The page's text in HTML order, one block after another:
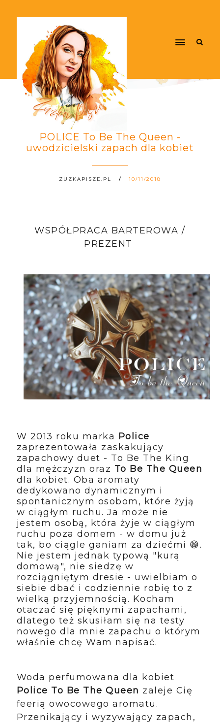
POLICE To Be The Queen -
uwodzicielski zapach dla kobiet
ZUZKAPISZE.PL 10/11/2018
WSPÓŁPRACA BARTEROWA /
PREZENT
W 2013 roku marka Police
zaprezentowała zaskakujący
zapachowy duet - To Be The King
dla mężczyzn oraz To Be The Queen
dla kobiet. Oba aromaty
dedykowano dynamicznym i
spontanicznym osobom, które żyją
w ciągłym ruchu. Ja może nie
jestem osobą, która żyje w ciągłym
ruchu poza domem - w domu już
tak, bo ciągle ganiam za dziećmi 😁.
Nie jestem jednak typową "kurą
domową", nie siedzę w
rozciągniętym dresie - uwielbiam o
siebie dbać i codziennie robię to z
wielką przyjemnością. Kocham
otaczać się pięknymi zapachami,
dlatego też skusiłam się na testy
nowego dla mnie zapachu o którym
właśnie chcę Wam napisać.
Woda perfumowana dla kobiet
Police To Be The Queen zaleje Cię
feerią owocowego aromatu.
Przenikający i wyzywający zapach,